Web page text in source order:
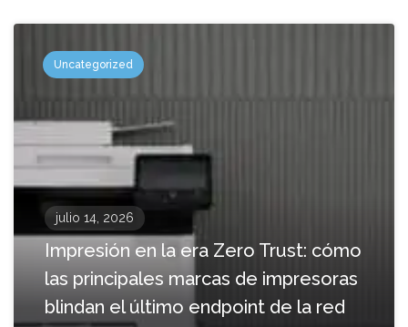
Uncategorized
julio 14, 2026
Impresión en la era Zero Trust: cómo
las principales marcas de impresoras
blindan el último endpoint de la red